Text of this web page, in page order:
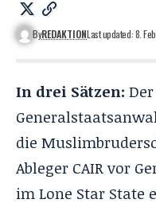
ByREDAKTIONLast updated: 8.
In drei Sätzen:
die
Ableger CAIRvor
im Lone Star State